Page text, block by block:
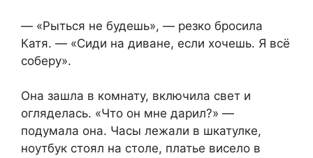
— «Рыться не будешь», — резко бросила
Катя. — «Сиди на диване, если хочешь. Я всё
соберу».
Она зашла в комнату, включила свет и
огляделась. «Что он мне дарил?» —
подумала она. Часы лежали в шкатулке,
ноутбук стоял на столе, платье висело в